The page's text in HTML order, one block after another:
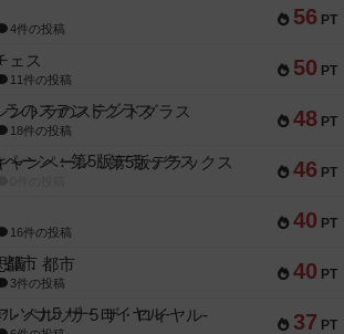
56 PT
4件の投稿
50 PT
ェス
11件の投稿
48 PT
ントラのステンドグラス
18件の投稿
46 PT
ャンペーン：第5版デラックス
40 PT
16件の投稿
40 PT
議：都市
3件の投稿
37 PT
- ペルソナ5 ザ・ロイヤル-